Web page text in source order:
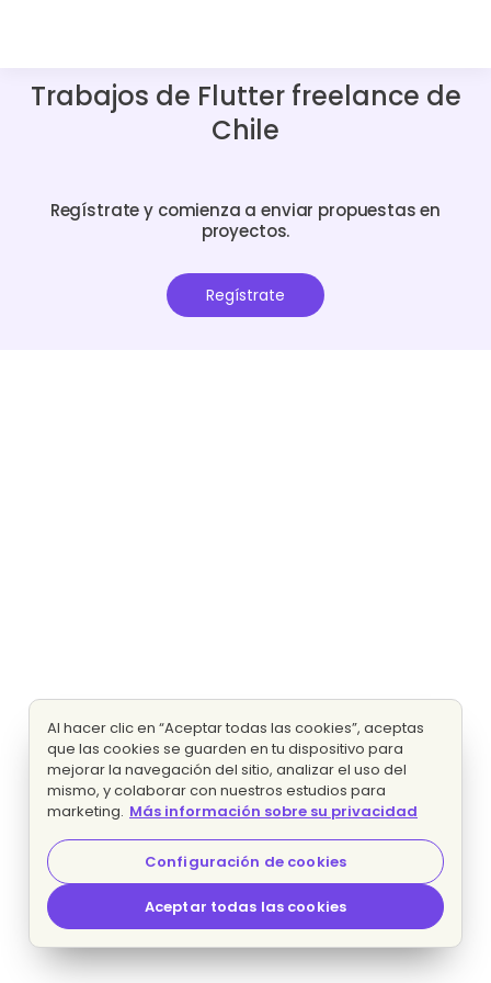
Trabajos de Flutter freelance de
Chile
Regístrate y comienza a enviar propuestas en
proyectos.
Regístrate
Al hacer clic en “Aceptar todas las cookies”, aceptas
que las cookies se guarden en tu dispositivo para
mejorar la navegación del sitio, analizar el uso del
mismo, y colaborar con nuestros estudios para
marketing. Más información sobre su privacidad
Configuración de cookies
Aceptar todas las cookies